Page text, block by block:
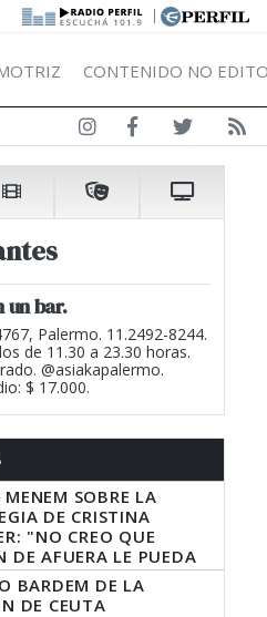
|
CONTENIDO NO
un bar.
Palermo. 11.2492-8244.
de 11.30 a 23.30 horas.
@asiakapalermo.
$ 17.000.
SOBRE LA
DE CRISTINA
"NO CREO QUE
DE AFUERA LE PUEDA
LA JUSTICIA LO QUE
HACER"
BARDEM DE LA
DE CEUTA